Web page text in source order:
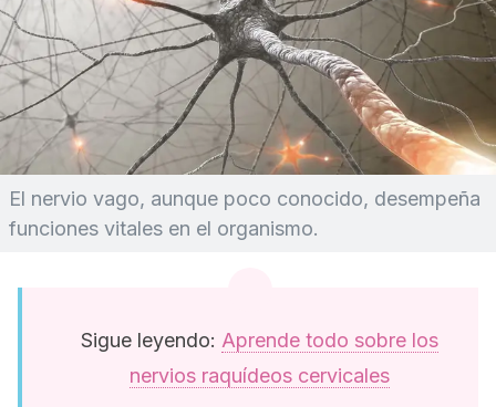
El nervio vago, aunque poco conocido, desempeña
funciones vitales en el organismo.
Sigue leyendo: Aprende todo sobre los
nervios raquídeos cervicales